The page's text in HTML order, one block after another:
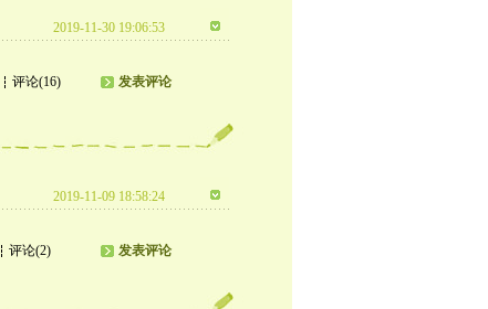
2019-11-30 19:06:53
评论(16) 发表评论
2019-11-09 18:58:24
评论(2) 发表评论